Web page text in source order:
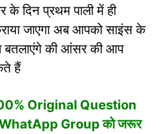
के दिन प्रथम पाली में ही
जाएगा अब आपको साइंस के
बतलाएंगे की आंसर की आप
हैं
100% Original Question
WhatApp Group को जरूर